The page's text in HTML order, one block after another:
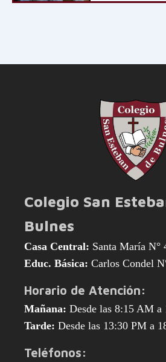
Colegio San
Bulnes
Casa Central: Santa María N°
Educ. Básica: Carlos Condel
Horario de Atención:
Mañana: Desde las 8:15 AM a
Tarde: Desde las 13:30 PM a
Teléfonos: